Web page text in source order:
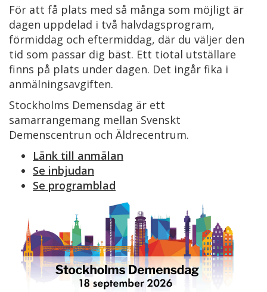
För att få plats med så många som möjligt är
dagen uppdelad i två halvdagsprogram,
förmiddag och eftermiddag, där du väljer den
tid som passar dig bäst. Ett tiotal utställare
finns på plats under dagen. Det ingår fika i
anmälningsavgiften.
Stockholms Demensdag är ett
samarrangemang mellan Svenskt
Demenscentrun och Äldrecentrum.
Länk till anmälan
Se inbjudan
Se programblad